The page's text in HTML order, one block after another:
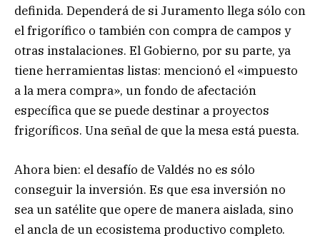
definida. Dependerá de si Juramento llega sólo con
el frigorífico o también con compra de campos y
otras instalaciones. El Gobierno, por su parte, ya
tiene herramientas listas: mencionó el «impuesto
a la mera compra», un fondo de afectación
específica que se puede destinar a proyectos
frigoríficos. Una señal de que la mesa está puesta.
Ahora bien: el desafío de Valdés no es sólo
conseguir la inversión. Es que esa inversión no
sea un satélite que opere de manera aislada, sino
el ancla de un ecosistema productivo completo.